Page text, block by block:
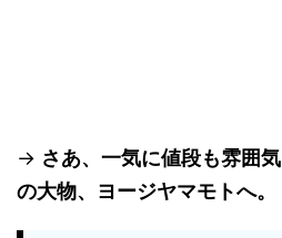
→ さあ、一気に値段も雰囲
の大物、ヨージヤマモトへ。